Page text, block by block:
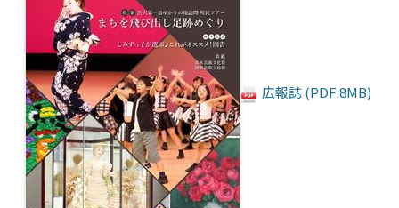
広報誌 (PDF:8MB)